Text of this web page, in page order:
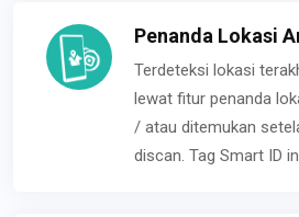
Penanda Lokasi
Terdeteksi lokasi
lewat fitur penanda
/ atau ditemukan
discan. Tag Smart ID